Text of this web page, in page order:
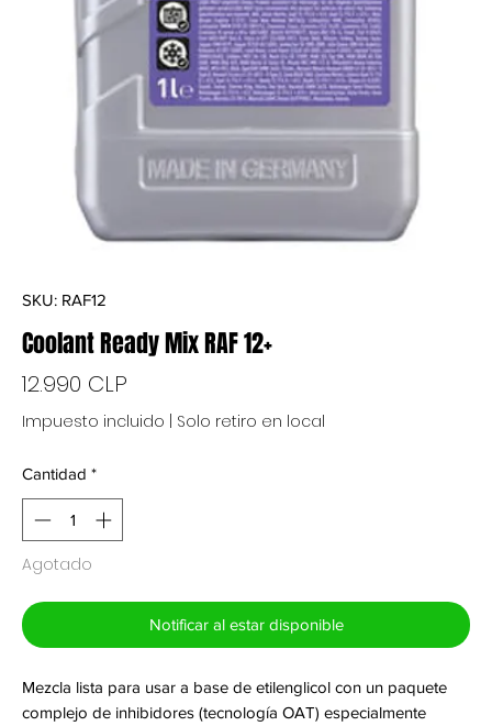
SKU: RAF12
Coolant Ready Mix RAF 12+
12.990 CLP
Impuesto incluido Solo retiro en local
Cantidad *
Agotado
Notificar al estar disponible
Mezcla lista para usar a base de etilenglicol con un paquete
complejo de inhibidores (tecnología OAT) especialmente